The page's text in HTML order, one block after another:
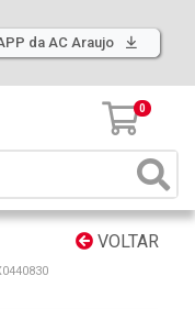
da AC Araujo
0
VOLTAR